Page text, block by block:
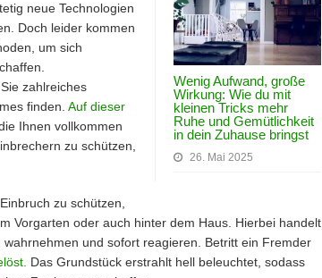
Wenig Aufwand, große
Wirkung: Wie du mit
kleinen Tricks mehr
Ruhe und Gemütlichkeit
in dein Zuhause bringst
26. Mai 2025
neue Technologien
Doch leider kommen
um sich
zahlreiches
finden. Auf dieser
Ihnen vollkommen
zu schützen,
zu schützen,
Vorgarten oder auch hinter dem Haus. Hierbei handelt
und sofort reagieren. Betritt ein Fremder
Das Grundstück erstrahlt hell beleuchtet, sodass